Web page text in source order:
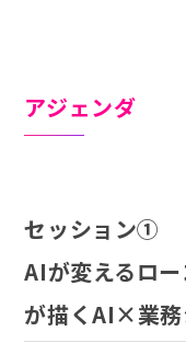
アジェンダ
セッション①
AIが変えるロ
が描くAI×業務